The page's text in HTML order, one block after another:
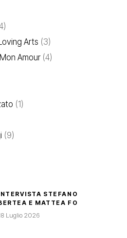
Arts (3)
Amour(4)
(1)
(9)
STEFANO
E MATTEA FO
Luglio 2026